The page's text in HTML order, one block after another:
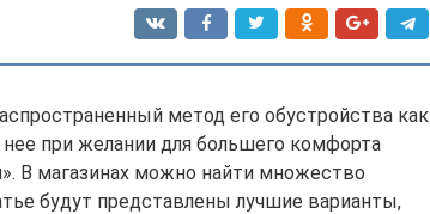
метод его обустройства как
при желании для большего комфорта
В магазинах можно найти множество
будут представлены лучшие варианты,